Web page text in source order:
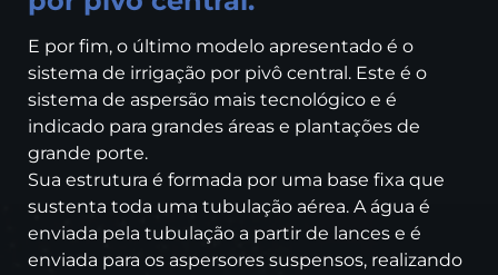
E por fim, o último modelo apresentado é o
sistema de irrigação por pivô central. Este é o
sistema de aspersão mais tecnológico e é
indicado para grandes áreas e plantações de
grande porte.
Sua estrutura é formada por uma base fixa que
sustenta toda uma tubulação aérea. A água é
enviada pela tubulação a partir de lances e é
enviada para os aspersores suspensos, realizando